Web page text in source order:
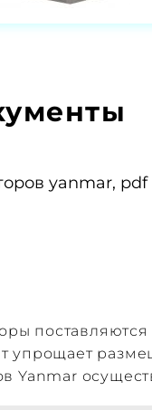
yanmar, pdf
упрощает
Yanmar